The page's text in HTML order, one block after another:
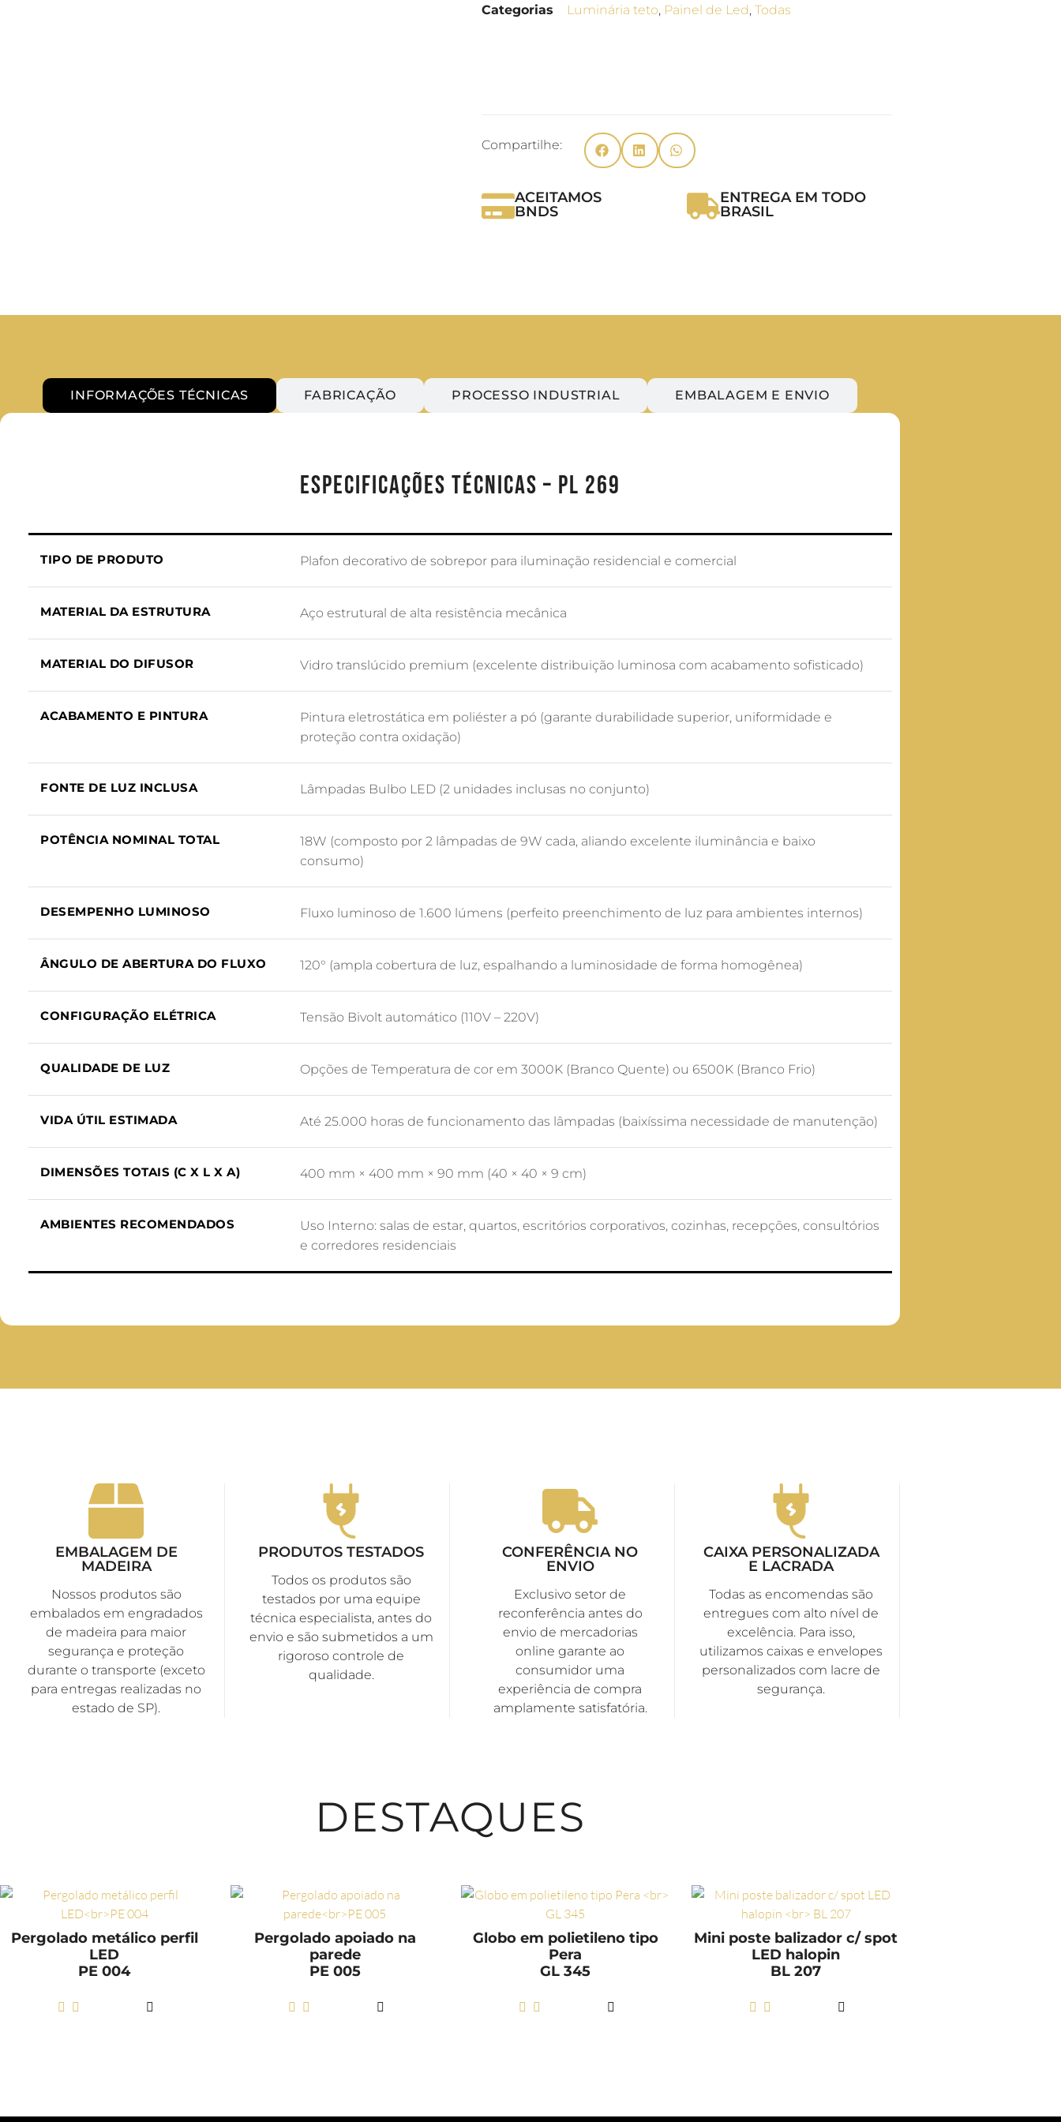
Categorias
Luminária teto, Painel de Led​, Todas
Compartilhe:
ACEITAMOS
BNDS
ENTREGA EM TODO
BRASIL
INFORMAÇÕES TÉCNICAS FABRICAÇÃO PROCESSO INDUSTRIAL EMBALAGEM E ENVIO
ESPECIFICAÇÕES TÉCNICAS – PL 269
TIPO DE PRODUTO Plafon decorativo de sobrepor para iluminação residencial e comercial
MATERIAL DA ESTRUTURA Aço estrutural de alta resistência mecânica
MATERIAL DO DIFUSOR Vidro translúcido premium (excelente distribuição luminosa com acabamento sofisticado)
ACABAMENTO E PINTURA
Pintura eletrostática em poliéster a pó (garante durabilidade superior, uniformidade e
proteção contra oxidação)
FONTE DE LUZ INCLUSA Lâmpadas Bulbo LED (2 unidades inclusas no conjunto)
POTÊNCIA NOMINAL TOTAL
18W (composto por 2 lâmpadas de 9W cada, aliando excelente iluminância e baixo
consumo)
DESEMPENHO LUMINOSO Fluxo luminoso de 1.600 lúmens (perfeito preenchimento de luz para ambientes internos)
ÂNGULO DE ABERTURA DO FLUXO 120° (ampla cobertura de luz, espalhando a luminosidade de forma homogênea)
CONFIGURAÇÃO ELÉTRICA Tensão Bivolt automático (110V – 220V)
QUALIDADE DE LUZ Opções de Temperatura de cor em 3000K (Branco Quente) ou 6500K (Branco Frio)
VIDA ÚTIL ESTIMADA Até 25.000 horas de funcionamento das lâmpadas (baixíssima necessidade de manutenção)
DIMENSÕES TOTAIS (C X L X A) 400 mm × 400 mm × 90 mm (40 × 40 × 9 cm)
AMBIENTES RECOMENDADOS
Uso Interno: salas de estar, quartos, escritórios corporativos, cozinhas, recepções, consultórios
e corredores residenciais
EMBALAGEM DE
MADEIRA
Nossos produtos são
embalados em engradados
de madeira para maior
segurança e proteção
durante o transporte (exceto
para entregas realizadas no
estado de SP).
PRODUTOS TESTADOS
Todos os produtos são
testados por uma equipe
técnica especialista, antes do
envio e são submetidos a um
rigoroso controle de
qualidade.
CONFERÊNCIA NO
ENVIO
Exclusivo setor de
reconferência antes do
envio de mercadorias
online garante ao
consumidor uma
experiência de compra
amplamente satisfatória.
CAIXA PERSONALIZADA
E LACRADA
Todas as encomendas são
entregues com alto nível de
excelência. Para isso,
utilizamos caixas e envelopes
personalizados com lacre de
segurança.
DESTAQUES
Pergolado metálico perfil
LED
PE 004
Pergolado apoiado na
parede
PE 005
Globo em polietileno tipo
Pera
GL 345
Mini poste balizador c/ spot
LED halopin
BL 207